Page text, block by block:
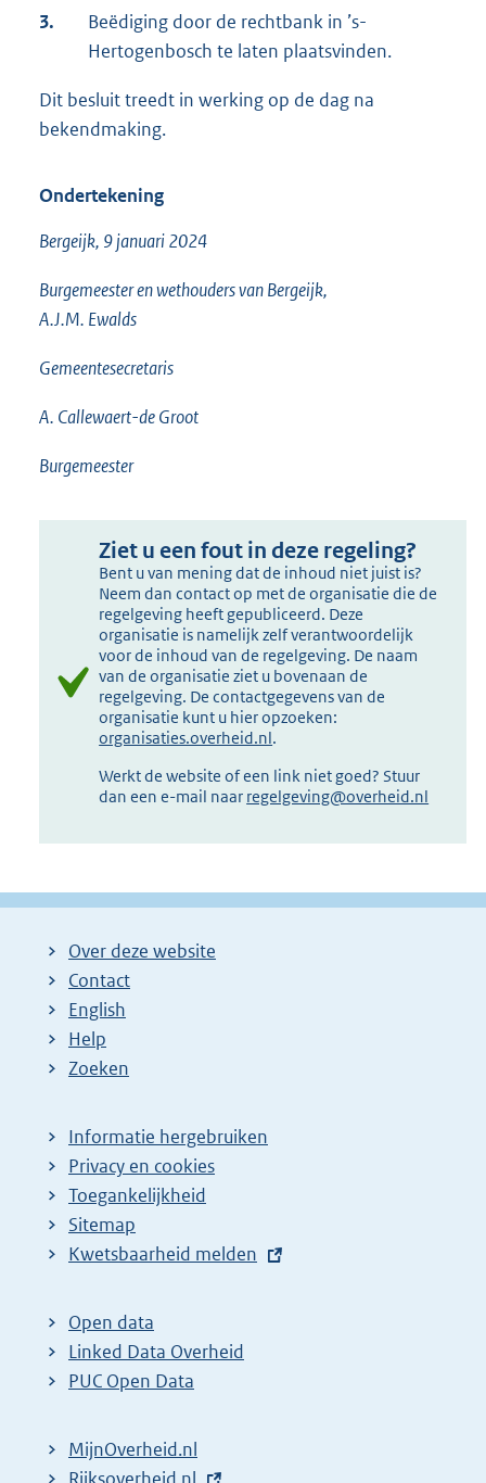
3.
Beëdiging door de rechtbank in ’s-
Hertogenbosch te laten plaatsvinden.
Dit besluit treedt in werking op de dag na
bekendmaking.
Ondertekening
Bergeijk, 9 januari 2024
Burgemeester en wethouders van Bergeijk,
A.J.M. Ewalds
Gemeentesecretaris
A. Callewaert-de Groot
Burgemeester
Ziet u een fout in deze regeling?
Bent u van mening dat de inhoud niet juist is?
Neem dan contact op met de organisatie die de
regelgeving heeft gepubliceerd. Deze
organisatie is namelijk zelf verantwoordelijk
voor de inhoud van de regelgeving. De naam
van de organisatie ziet u bovenaan de
regelgeving. De contactgegevens van de
organisatie kunt u hier opzoeken:
organisaties.overheid.nl.
Werkt de website of een link niet goed? Stuur
dan een e-mail naar regelgeving@overheid.nl
Over deze website
Contact
English
Help
Zoeken
Informatie hergebruiken
Privacy en cookies
Toegankelijkheid
Sitemap
E
t
e
r
l
Kwetsbaarheid melden
Open data
Linked Data Overheid
PUC Open Data
MijnOverheid.nl
E
Rijksoverheid.nl